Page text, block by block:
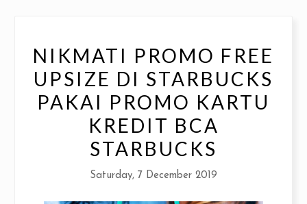
NIKMATI PROMO FREE
UPSIZE DI STARBUCKS
PAKAI PROMO KARTU
KREDIT BCA
STARBUCKS
Saturday, 7 December 2019